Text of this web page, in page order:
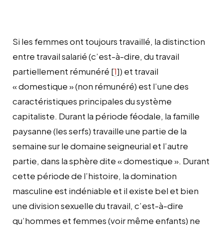
Si les femmes ont toujours travaillé, la distinction
entre travail salarié (c’est-à-dire, du travail
partiellement rémunéré [1]) et travail
« domestique » (non rémunéré) est l’une des
caractéristiques principales du système
capitaliste. Durant la période féodale, la famille
paysanne (les serfs) travaille une partie de la
semaine sur le domaine seigneurial et l’autre
partie, dans la sphère dite « domestique ». Durant
cette période de l’histoire, la domination
masculine est indéniable et il existe bel et bien
une division sexuelle du travail, c’est-à-dire
qu’hommes et femmes (voir même enfants) ne